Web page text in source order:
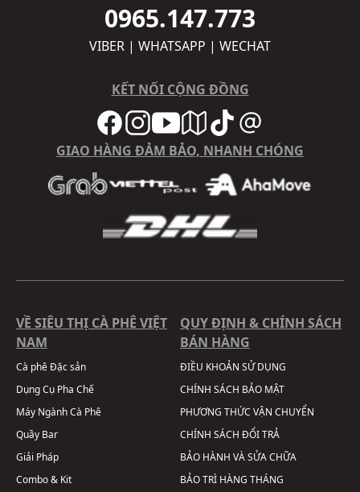
0965.147.773
VIBER | WHATSAPP | WECHAT
KẾT NỐI CỘNG ĐỒNG
GIAO HÀNG ĐẢM BẢO, NHANH CHÓNG
VỀ SIÊU THỊ CÀ PHÊ VIỆT
NAM
Cà phê Đặc sản
Dụng Cụ Pha Chế
Máy Ngành Cà Phê
Quầy Bar
Giải Pháp
Combo & Kit
QUY ĐỊNH & CHÍNH SÁCH
BÁN HÀNG
ĐIỀU KHOẢN SỬ DỤNG
CHÍNH SÁCH BẢO MẬT
PHƯƠNG THỨC VẬN CHUYỂN
CHÍNH SÁCH ĐỔI TRẢ
BẢO HÀNH VÀ SỬA CHỮA
BẢO TRÌ HÀNG THÁNG